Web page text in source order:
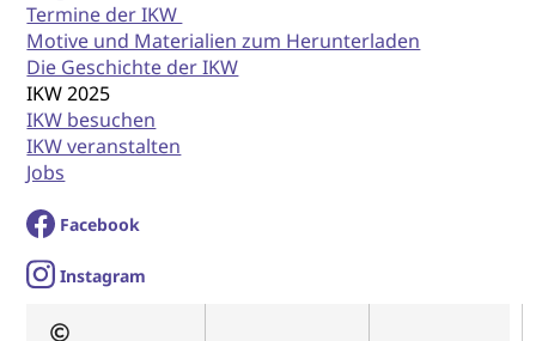
Termine der IKW
Motive und Materialien zum Herunterladen
Die Geschichte der IKW
IKW 2025
IKW besuchen
IKW veranstalten
Jobs
Facebook
Instagram